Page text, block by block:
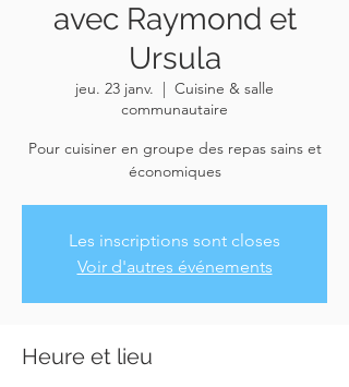
avec Raymond et
Ursula
jeu. 23 janv.
  |
Cuisine & salle
communautaire
Pour cuisiner en groupe des repas sains et
économiques
Les inscriptions sont closes
Voir d'autres événements
Heure et lieu